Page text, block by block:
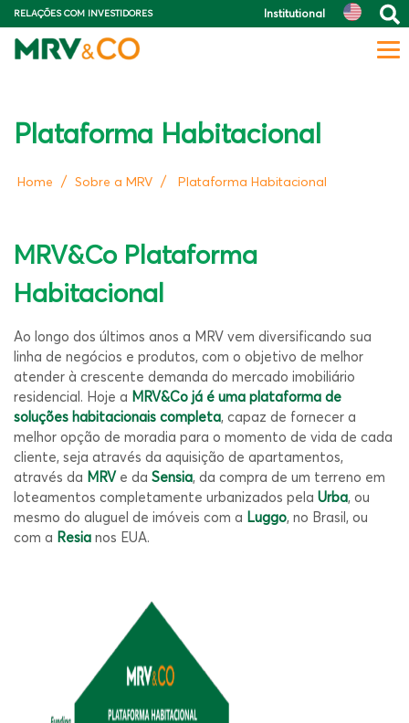
RELAÇÕES COM INVESTIDORES Institutional
Plataforma Habitacional
Home / Sobre a MRV / Plataforma Habitacional
MRV&Co Plataforma
Habitacional
Ao longo dos últimos anos a MRV vem diversificando sua
linha de negócios e produtos, com o objetivo de melhor
atender à crescente demanda do mercado imobiliário
residencial. Hoje a MRV&Co já é uma plataforma de
soluções habitacionais completa, capaz de fornecer a
melhor opção de moradia para o momento de vida de cada
cliente, seja através da aquisição de apartamentos,
através da MRV e da Sensia, da compra de um terreno em
loteamentos completamente urbanizados pela Urba, ou
mesmo do aluguel de imóveis com a Luggo, no Brasil, ou
com a Resia nos EUA.